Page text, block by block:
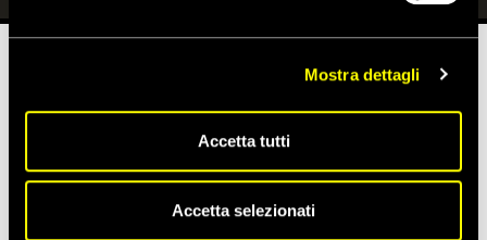
Mostra dettagli
Accetta tutti
Accetta selezionati
denuncia presentata contro FedEx Belgio riguardante
l’asserito transito illegale di armi, comprese parti degli